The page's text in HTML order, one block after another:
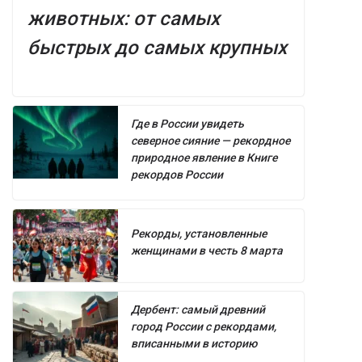
животных: от самых
быстрых до самых крупных
Где в России увидеть
северное сияние — рекордное
природное явление в Книге
рекордов России
Рекорды, установленные
женщинами в честь 8 марта
Дербент: самый древний
город России с рекордами,
вписанными в историю